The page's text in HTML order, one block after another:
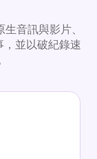
音訊與影片、
並以破紀錄速